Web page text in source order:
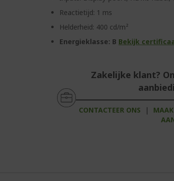
Reactietijd: 1 ms
Helderheid: 400 cd/m²
Energieklasse: B Bekijk
Zakelijke klant?
CONTACTEER ONS |